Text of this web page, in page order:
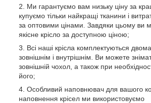
Ми гарантуємо вам низьку ціну за
купуємо тільки найкращі тканини і
за оптовими цінами. Завдяки цьому ви
якісне крісло за доступною ціною;
Всі наші крісла комплектуються
зовнішнім і внутрішнім. Ви можете
зовнішній чохол, а також при
його;
Особливий наповнювач для вашого
наповнення крісел ми використовуємо